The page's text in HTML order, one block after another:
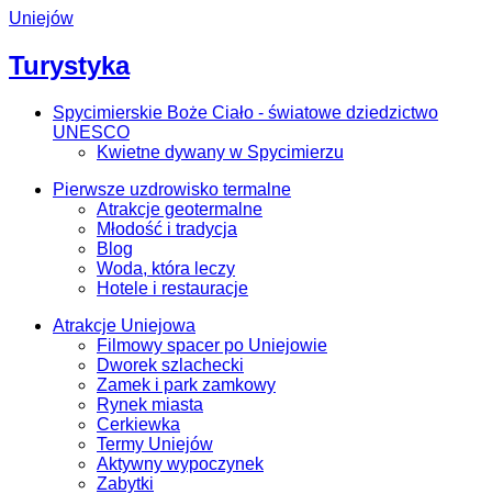
Uniejów
Turystyka
Spycimierskie Boże Ciało - światowe dziedzictwo
UNESCO
Kwietne dywany w Spycimierzu
Pierwsze uzdrowisko termalne
Atrakcje geotermalne
Młodość i tradycja
Blog
Woda, która leczy
Hotele i restauracje
Atrakcje Uniejowa
Filmowy spacer po Uniejowie
Dworek szlachecki
Zamek i park zamkowy
Rynek miasta
Cerkiewka
Termy Uniejów
Aktywny wypoczynek
Zabytki